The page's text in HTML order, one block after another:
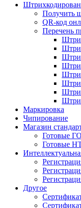
Получить
QR-код
Перечень
Маркировка
Чипирование
Магазин
Готовые
Готовые
Другое